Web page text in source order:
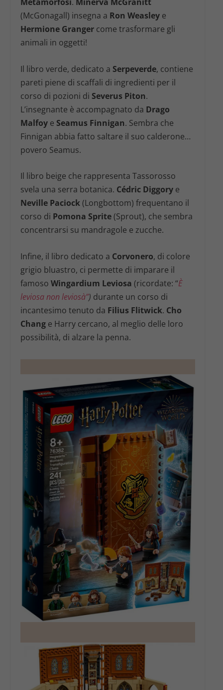
(McGonagall) insegna a Ron Weasley e
Hermione Granger come trasformare gli
animali in oggetti!
Il libro verde, dedicato a Serpeverde, contiene
pareti piene di scaffali di ingredienti per il
corso di pozioni di Severus Piton.
L’insegnante è accompagnato da Drago
Malfoy e Seamus Finnigan. Sembra che
Finnigan abbia fatto saltare il suo calderone…
povero Seamus.
Il libro beige che rappresenta Tassorosso
svela una serra botanica. Cédric Diggory e
Neville Paciock(Longbottom) frequentano il
corso di Pomona Sprite(Sprout), che sembra
concentrarsi su mandragole e zucche.
Infine, il libro dedicato a Corvonero, di colore
grigio bluastro, ci permette di imparare il
famosoWingardium Leviosa (ricordate: “È
leviosa non leviosà”) durante un corso di
incantesimo tenuto da Filius Flitwick. Cho
Chang e Harry cercano, al meglio delle loro
possibilità, di alzare la penna.